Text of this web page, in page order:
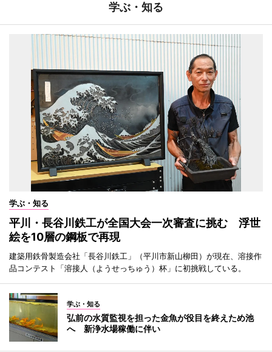
学ぶ・知る
学ぶ・知る
平川・長谷川鉄工が全国大会一次審査に挑む 浮世
絵を10層の鋼板で再現
建築用鉄骨製造会社「長谷川鉄工」（平川市新山柳田）が現在、溶接作
品コンテスト「溶接人（ようせっちゅう）杯」に初挑戦している。
学ぶ・知る
弘前の水質監視を担った金魚が役目を終えため池
へ 新浄水場稼働に伴い